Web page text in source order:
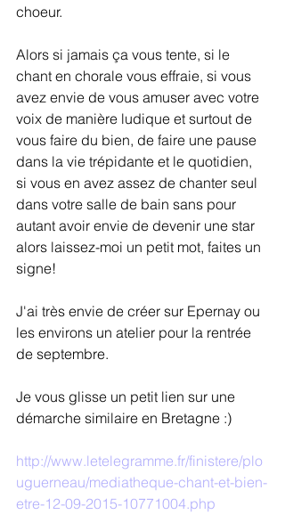
choeur.
Alors si jamais ça vous tente, si le
chant en chorale vous effraie, si vous
avez envie de vous amuser avec votre
voix de manière ludique et surtout de
vous faire du bien, de faire une pause
dans la vie trépidante et le quotidien,
si vous en avez assez de chanter seul
dans votre salle de bain sans pour
autant avoir envie de devenir une star
alors laissez-moi un petit mot, faites un
signe!
J'ai très envie de créer sur Epernay ou
les environs un atelier pour la rentrée
de septembre.
Je vous glisse un petit lien sur une
démarche similaire en Bretagne :)
http://www.letelegramme.fr/finistere/plo
uguerneau/mediatheque-chant-et-bien-
etre-12-09-2015-10771004.php